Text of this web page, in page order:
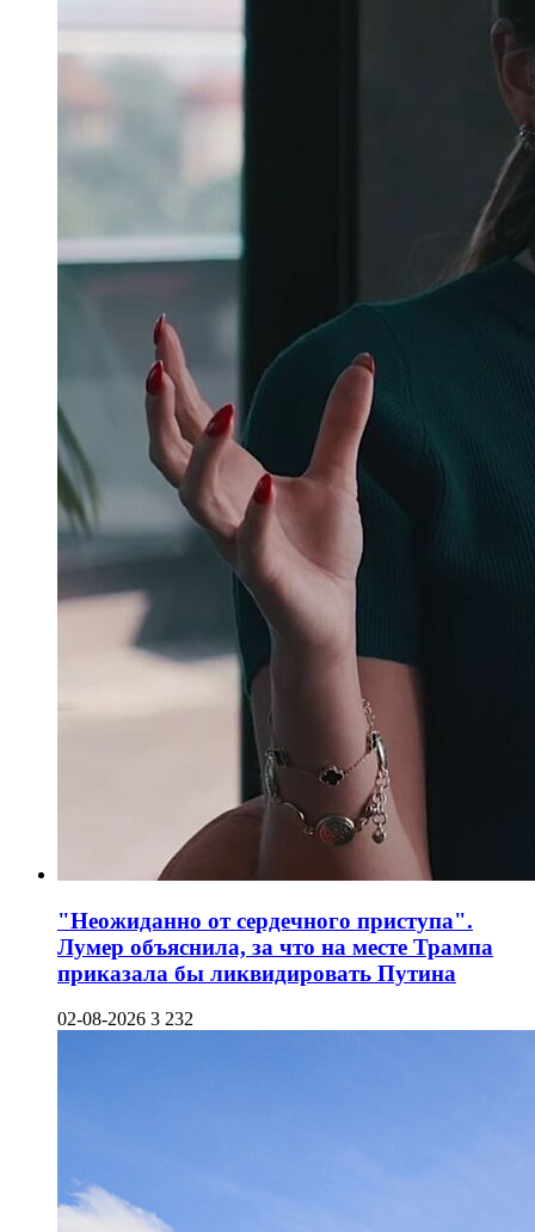
"Неожиданно от сердечного приступа".
Лумер объяснила, за что на месте Трампа
приказала бы ликвидировать Путина
02-08-2026 3 232